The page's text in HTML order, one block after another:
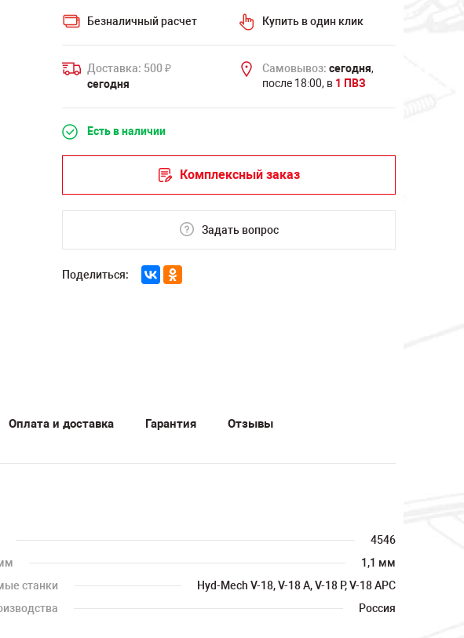
Безналичный расчет Купить в один клик
Доставка: 500 ₽
сегодня
Самовывоз: сегодня,
после 18:00, в 1 ПВЗ
Есть в наличии
Комплексный заказ
Задать вопрос
Поделиться:
Оплата и доставка Гарантия Отзывы
4546
1,1 мм
станки
Hyd-Mech V-18, V-18 A, V-18 P, V-18 APC
Россия